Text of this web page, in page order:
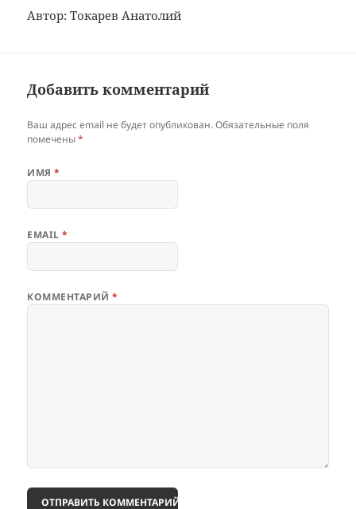
Автор: Токарев Анатолий
Добавить комментарий
Ваш адрес email не будет опубликован. Обязательные поля
помечены*
ИМЯ*
EMAIL*
КОММЕНТАРИЙ*